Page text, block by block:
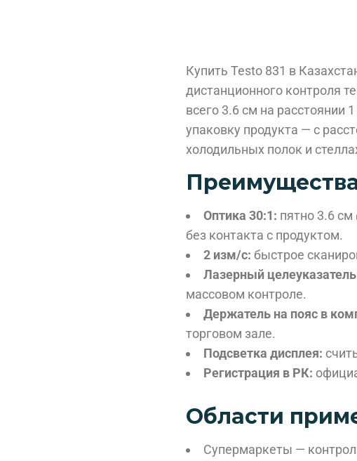
Купить Testo 831 в
дистанционного контроля
всего 3.6 см на расстоянии
упаковку продукта — с
холодильных полок и
Оптика 30:1: пятно 3.6
без контакта с продуктом.
2 изм/с: быстрое
Лазерный
массовом контроле.
Держатель на пояс в
торговом зале.
Подсветка дисплея:
Регистрация в РК:
Области
Супермаркеты —